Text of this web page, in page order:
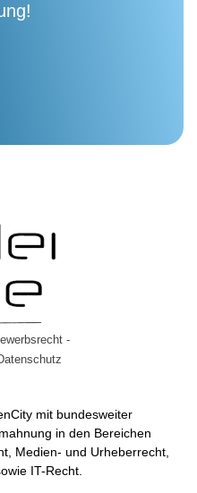
-
mit bundesweiter
in den Bereichen
Medien- und Urheberrecht,
IT-Recht.